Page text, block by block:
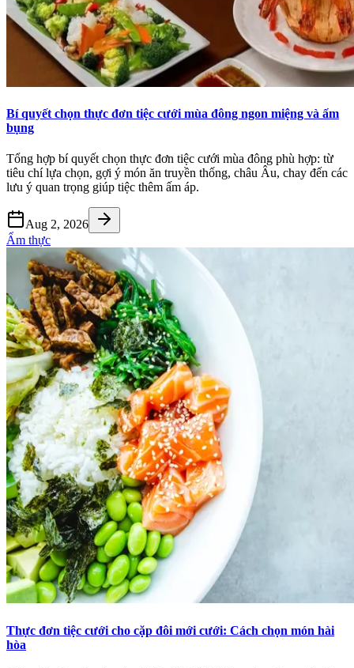
Bí quyết chọn thực đơn tiệc cưới mùa đông ngon miệng và ấm
bụng
Tổng hợp bí quyết chọn thực đơn tiệc cưới mùa đông phù hợp: từ
tiêu chí lựa chọn, gợi ý món ăn truyền thống, châu Âu, chay đến các
lưu ý quan trọng giúp tiệc thêm ấm áp.
Aug 2, 2026
Ẩm thực
Thực đơn tiệc cưới cho cặp đôi mới cưới: Cách chọn món hài
hòa